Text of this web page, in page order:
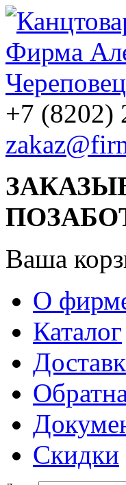
+7 (8202)
Ваша
О
Каталог
Скидки